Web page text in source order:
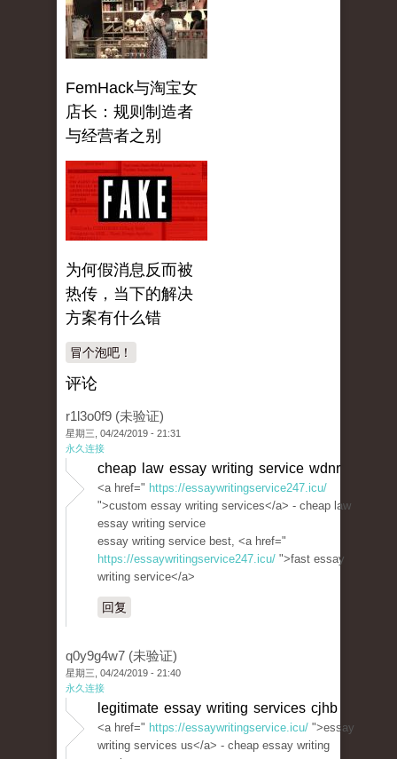
FemHack与淘宝女
店长：规则制造者
与经营者之别
为何假消息反而被
热传，当下的解决
方案有什么错
冒个泡吧！
评论
r1l3o0f9 (未验证)
星期三, 04/24/2019 - 21:31
永久连接
cheap law essay writing service wdnr
<a href=" https://essaywritingservice247.icu/
">custom essay writing services</a> - cheap law
essay writing service
essay writing service best, <a href="
https://essaywritingservice247.icu/ ">fast essay
writing service</a>
回复
q0y9g4w7 (未验证)
星期三, 04/24/2019 - 21:40
永久连接
legitimate essay writing services cjhb
<a href=" https://essaywritingservice.icu/ ">essay
writing services us</a> - cheap essay writing